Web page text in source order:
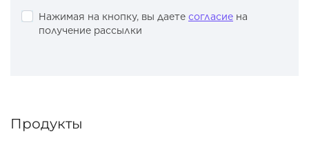
Нажимая на кнопку, вы даете согласие на
получение рассылки
Продукты